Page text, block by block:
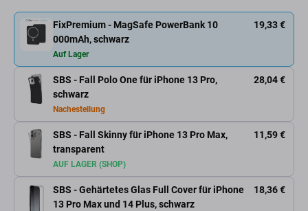
SBS - Fall Polo One für iPhone 13 Pro,
schwarz
28,04 €
Nachestellung
SBS - Fall Skinny für iPhone 13 Pro Max,
transparent
11,59 €
AUF LAGER (SHOP)
SBS - Gehärtetes Glas Full Cover für iPhone
13 Pro Max und 14 Plus, schwarz
18,36 €
FixPremium - MagSafe PowerBank 10
000mAh, schwarz
19,33 €
Auf Lager